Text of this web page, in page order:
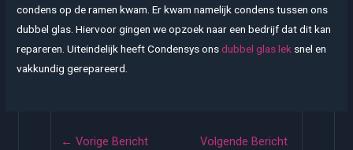
condens op de ramen kwam. Er kwam namelijk condens tussen ons
dubbel glas. Hiervoor gingen we opzoek naar een bedrijf dat dit kan
repareren. Uiteindelijk heeft Condensys onsdubbel glas lek snel en
vakkundig gerepareerd.
← Vorige Bericht
Volgende Bericht